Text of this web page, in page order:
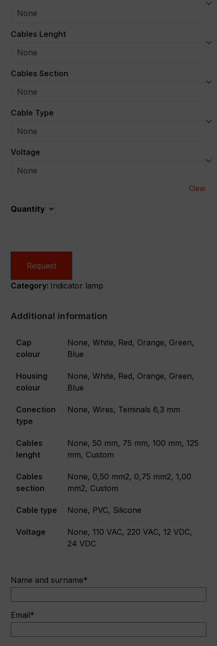
Cables Lenght
Cables Section
Cable Type
Voltage
Clear
Quantity Quantity
Request
Category: Indicator lamp
Additional information
Cap
colour
None, White, Red, Orange, Green,
Blue
Housing
colour
None, White, Red, Orange, Green,
Blue
Conection
type
None, Wires, Teminals 6,3 mm
Cables
lenght
None, 50 mm, 75 mm, 100 mm, 125
mm, Custom
Cables
section
None, 0,50 mm2, 0,75 mm2, 1,00
mm2, Custom
Cable type None, PVC, Silicone
Voltage
None, 110 VAC, 220 VAC, 12 VDC,
24 VDC
Name and surname*
Email*